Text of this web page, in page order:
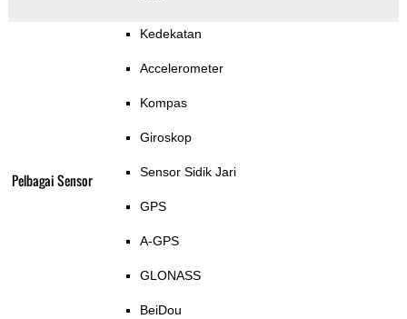
Pelbagai Sensor
Kedekatan
Accelerometer
Kompas
Giroskop
Sensor Sidik Jari
GPS
A-GPS
GLONASS
BeiDou